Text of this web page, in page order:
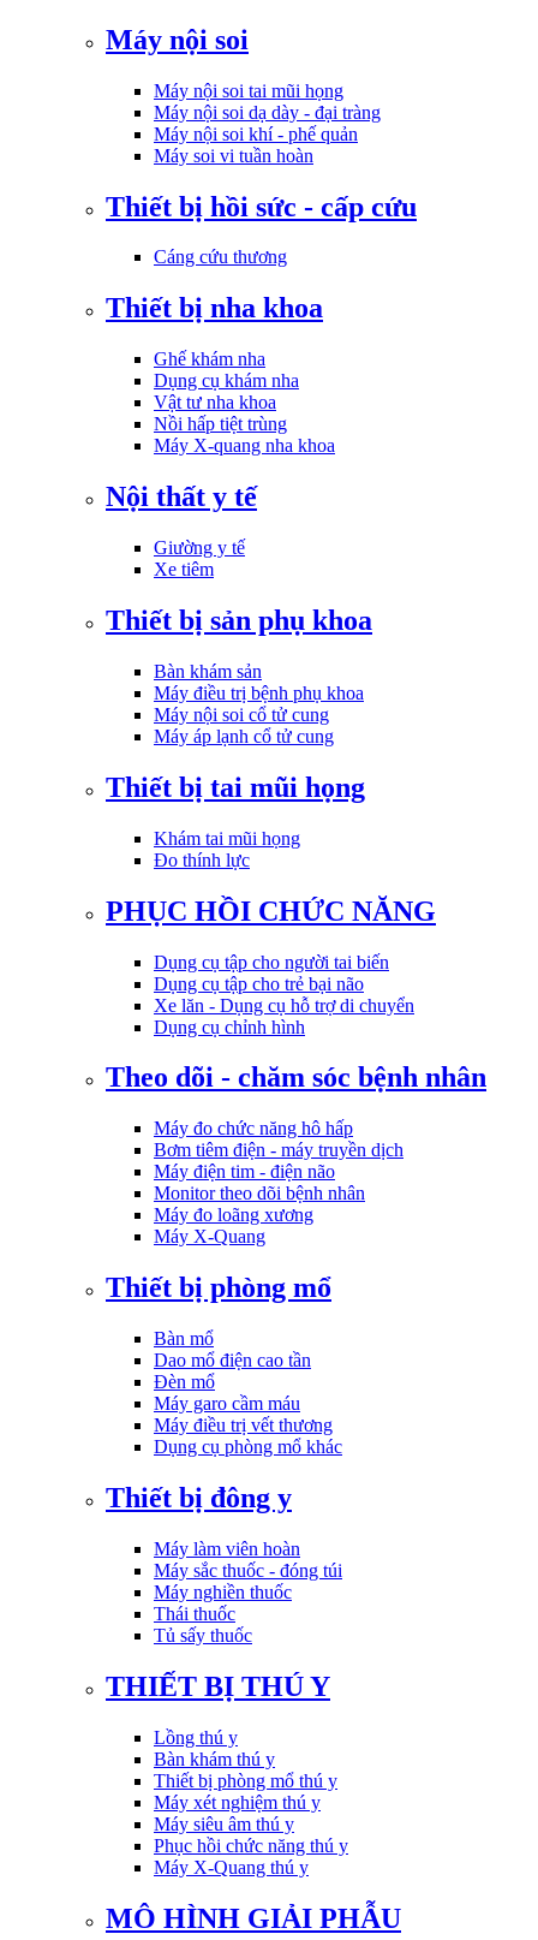
Máy nội soi
Máy nội soi tai mũi họng
Máy nội soi dạ dày - đại tràng
Máy nội soi khí - phế quản
Máy soi vi tuần hoàn
Thiết bị hồi sức - cấp cứu
Cáng cứu thương
Thiết bị nha khoa
Ghế khám nha
Dụng cụ khám nha
Vật tư nha khoa
Nồi hấp tiệt trùng
Máy X-quang nha khoa
Nội thất y tế
Giường y tế
Xe tiêm
Thiết bị sản phụ khoa
Bàn khám sản
Máy điều trị bệnh phụ khoa
Máy nội soi cổ tử cung
Máy áp lạnh cổ tử cung
Thiết bị tai mũi họng
Khám tai mũi họng
Đo thính lực
PHỤC HỒI CHỨC NĂNG
Dụng cụ tập cho người tai biến
Dụng cụ tập cho trẻ bại não
Xe lăn - Dụng cụ hỗ trợ di chuyển
Dụng cụ chỉnh hình
Theo dõi - chăm sóc bệnh nhân
Máy đo chức năng hô hấp
Bơm tiêm điện - máy truyền dịch
Máy điện tim - điện não
Monitor theo dõi bệnh nhân
Máy đo loãng xương
Máy X-Quang
Thiết bị phòng mổ
Bàn mổ
Dao mổ điện cao tần
Đèn mổ
Máy garo cầm máu
Máy điều trị vết thương
Dụng cụ phòng mổ khác
Thiết bị đông y
Máy làm viên hoàn
Máy sắc thuốc - đóng túi
Máy nghiền thuốc
Thái thuốc
Tủ sấy thuốc
THIẾT BỊ THÚ Y
Lồng thú y
Bàn khám thú y
Thiết bị phòng mổ thú y
Máy xét nghiệm thú y
Máy siêu âm thú y
Phục hồi chức năng thú y
Máy X-Quang thú y
MÔ HÌNH GIẢI PHẪU